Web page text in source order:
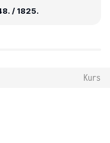
/ 1825.
Kurs